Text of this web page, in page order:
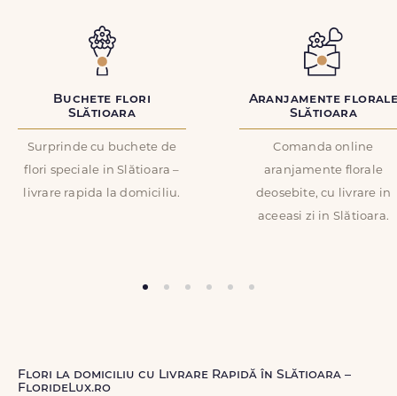
Buchete flori
Slătioara
Surprinde cu buchete de
flori speciale in Slătioara –
livrare rapida la domiciliu.
Aranjamente
Slătioara
Comanda online
aranjamente florale
deosebite, cu livrare in
aceeasi zi in Slătioara.
Flori la domiciliu cu Livrare Rapidă în Slătioara –
FlorideLux.ro